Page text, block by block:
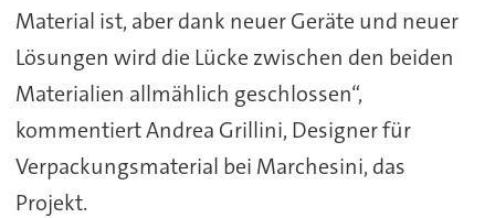
Material ist, aber dank neuer Geräte und neuer
Lösungen wird die Lücke zwischen den beiden
Materialien allmählich geschlossen“,
kommentiert Andrea Grillini, Designer für
Verpackungsmaterial bei Marchesini, das
Projekt.